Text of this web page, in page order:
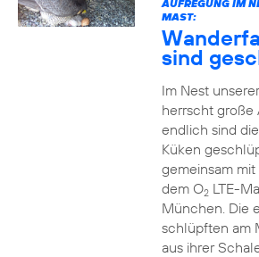
AUFREGUNG IM
MAST:
sind
Im Nest
herrscht große
endlich sind
Küken
gemeinsam
dem O2LTE-
München. Die
schlüpften am
aus ihrer